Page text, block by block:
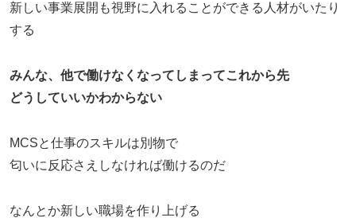
新しい事業展開も視野に入れることができる人材がいたり
する
みんな、他で働けなくなってしまってこれから先
どうしていいかわからない
MCSと仕事のスキルは別物で
匂いに反応さえしなければ働けるのだ
なんとか新しい職場を作り上げる